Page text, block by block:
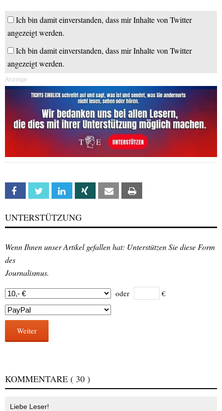
Ich bin damit einverstanden, dass mir Inhalte von Twitter
angezeigt werden.
Ich bin damit einverstanden, dass mir Inhalte von Twitter
angezeigt werden.
Anzeige
Facebook Twitter Linkedin Xing Email
UNTERSTÜTZUNG
Wenn Ihnen unser Artikel gefallen hat: Unterstützen Sie diese Form
des
Journalismus.
oder €
Weiter
KOMMENTARE ( 30 )
Liebe Leser!